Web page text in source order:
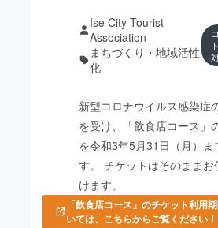
テクノロジー・ガジェット
映像・映画
ビジネス・起業
まちづくり・地域活性化
CAMPFIRE for Social Good
Ise City Tourist
Association
まちづくり・地域活性
化
新型コロナウイルス感染症
を受け、「飲食店コース」
を令和3年5月31日（月）ま
す。 チケットはそのままお
けます。
「飲食店コース」のチケット利用
いては、こちらからご覧ください！